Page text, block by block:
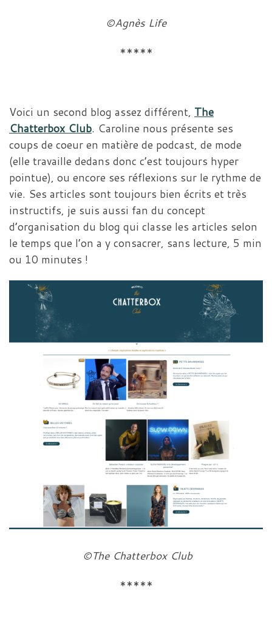
©Agnès Life
*****
Voici un second blog assez différent, The
Chatterbox Club. Caroline nous présente ses
coups de coeur en matière de podcast, de mode
(elle travaille dedans donc c’est toujours hyper
pointue), ou encore ses réflexions sur le rythme de
vie. Ses articles sont toujours bien écrits et très
instructifs, je suis aussi fan du concept
d’organisation du blog qui classe les articles selon
le temps que l’on a y consacrer, sans lecture, 5 min
ou 10 minutes !
©The Chatterbox Club
*****